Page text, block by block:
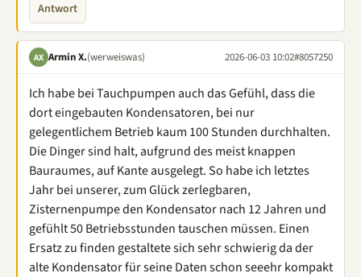
Antwort
AX Armin X.(werweiswas) 2026-06-03 10:02#8057250
Ich habe bei Tauchpumpen auch das Gefühl, dass die
dort eingebauten Kondensatoren, bei nur
gelegentlichem Betrieb kaum 100 Stunden durchhalten.
Die Dinger sind halt, aufgrund des meist knappen
Bauraumes, auf Kante ausgelegt. So habe ich letztes
Jahr bei unserer, zum Glück zerlegbaren,
Zisternenpumpe den Kondensator nach 12 Jahren und
gefühlt 50 Betriebsstunden tauschen müssen. Einen
Ersatz zu finden gestaltete sich sehr schwierig da der
alte Kondensator für seine Daten schon seeehr kompakt